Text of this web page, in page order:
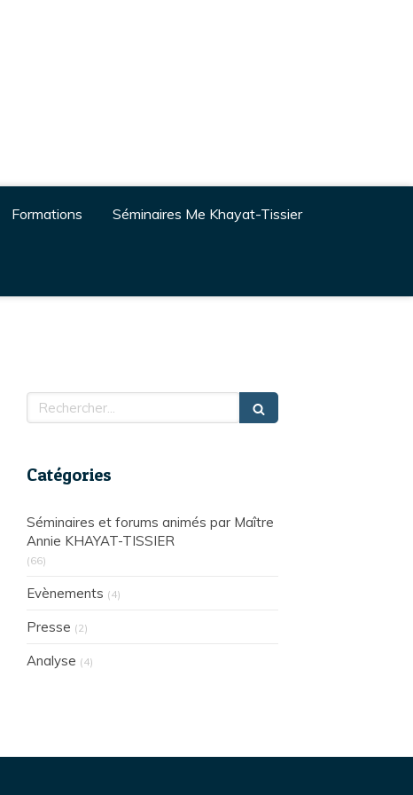
Formations Séminaires Me Khayat-Tissier
Rechercher
Catégories
Séminaires et forums animés par Maître
Annie KHAYAT-TISSIER
(66)
Evènements (4)
Presse (2)
Analyse (4)